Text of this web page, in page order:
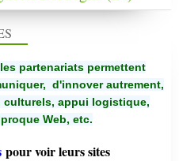
partenariats permettent
d'innover autrement,
culturels, appui logistique,
Web, etc.
pour voir leurs sites